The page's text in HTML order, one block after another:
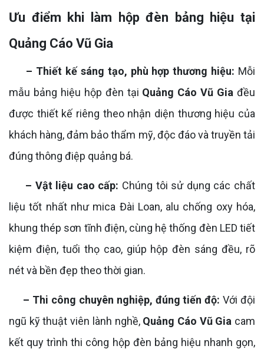
Ưu điểm khi làm hộp đèn bảng hiệu tại
Quảng Cáo Vũ Gia
– Thiết kế sáng tạo, phù hợp thương hiệu: Mỗi
mẫu bảng hiệu hộp đèn tại Quảng Cáo Vũ Gia đều
được thiết kế riêng theo nhận diện thương hiệu của
khách hàng, đảm bảo thẩm mỹ, độc đáo và truyền tải
đúng thông điệp quảng bá.
– Vật liệu cao cấp: Chúng tôi sử dụng các chất
liệu tốt nhất như mica Đài Loan, alu chống oxy hóa,
khung thép sơn tĩnh điện, cùng hệ thống đèn LED tiết
kiệm điện, tuổi thọ cao, giúp hộp đèn sáng đều, rõ
nét và bền đẹp theo thời gian.
– Thi công chuyên nghiệp, đúng tiến độ:Với đội
ngũ kỹ thuật viên lành nghề, Quảng Cáo Vũ Gia cam
kết quy trình thi công hộp đèn bảng hiệu nhanh gọn,